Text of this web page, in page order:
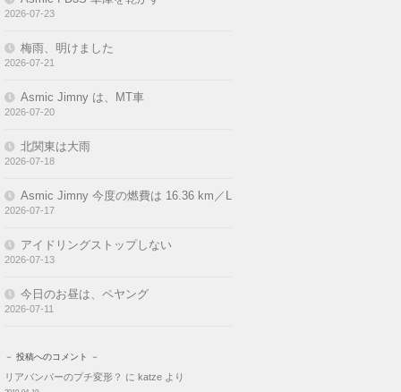
2026-07-23
梅雨、明けました
2026-07-21
Asmic Jimny は、MT車
2026-07-20
北関東は大雨
2026-07-18
Asmic Jimny 今度の燃費は 16.36 km／L
2026-07-17
アイドリングストップしない
2026-07-13
今日のお昼は、ペヤング
2026-07-11
－ 投稿へのコメント －
リアバンパーのプチ変形？ に katze より